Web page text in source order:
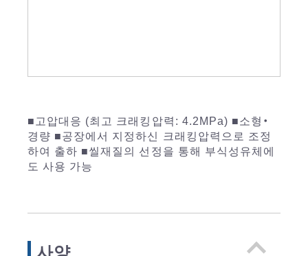
■고압대응 (최고 크래킹압력: 4.2MPa) ■소형・
경량 ■공장에서 지정하신 크래킹압력으로 조정
하여 출하 ■씰재질의 선정을 통해 부식성유체에
도 사용 가능
사양